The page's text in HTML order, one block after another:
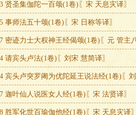
贤圣集伽陀一百颂(1卷)〖宋 天息灾译〗
事师法五十颂(1卷)〖宋 日称等译〗
密迹力士大权神王经偈颂(1卷)〖元 管主
请宾头卢法(1卷)〖刘宋 慧简译〗
宾头卢突罗阇为优陀延王说法经(1卷)〖
迦叶仙人说医女人经(1卷)〖宋 法贤译〗
胜军化世百瑜伽他经(1卷)〖宋 天息灾译